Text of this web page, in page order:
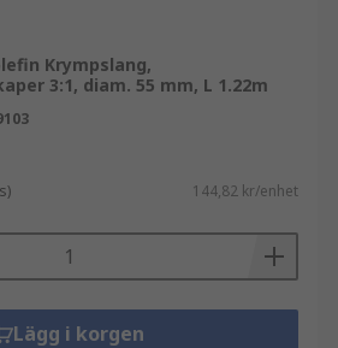
Krympslang,
3:1, diam. 55 mm, L 1.22m
144,82 kr/enhet
Lägg i korgen